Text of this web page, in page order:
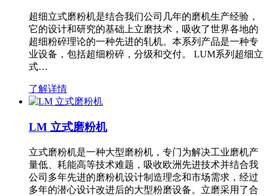
超细立式磨粉机是结合我们公司几年的磨机生产经验，
它的设计和研究的基础上立磨技术，吸收了世界各地的
超细粉碎理论的一种先进的轧机。本系列产品是一种专
业设备，包括超细粉碎，分级和交付。 LUM系列超细立
式…
了解详情
LM 立式磨粉机
立式磨粉机是一种大型磨粉机，专门为解决工业磨机产
量低、耗能高等技术难题，吸收欧洲先进技术并结合我
公司多年先进的磨粉机设计制造理念和市场需求，经过
多年的潜心设计改进后的大型粉磨设备。立磨采用了合